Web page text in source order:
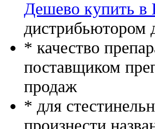
Дешево купить в
дистрибьютором
* качество
поставщиком
продаж
* для